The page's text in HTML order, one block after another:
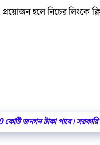
প্রয়োজন হলে নিচের লিংকে
জনগন টাকা পাবে।